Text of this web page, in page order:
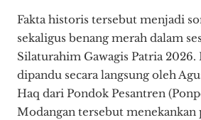
​Fakta historis tersebut menjadi
sekaligus benang merah dalam
Silaturahim Gawagis Patria 2026.
dipandu secara langsung oleh
Haq dari Pondok Pesantren
Modangan tersebut menekankan